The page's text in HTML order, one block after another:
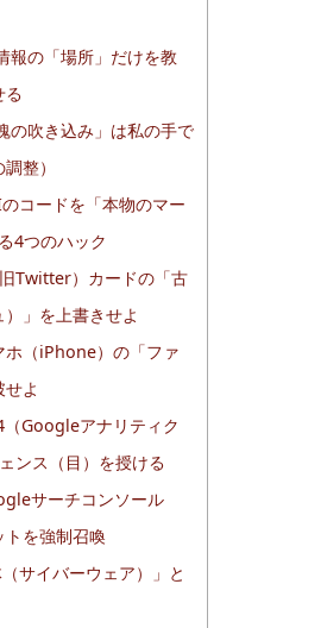
の「場所」だけを教
る
吹き込み」は私の手で
整）
コードを「本物のマー
4つのハック
Twitter）カードの「古
」を上書きせよ
（iPhone）の「ファ
よ
Googleアナリティク
ンス（目）を授ける
サーチコンソール
トを強制召喚
サイバーウェア）」と